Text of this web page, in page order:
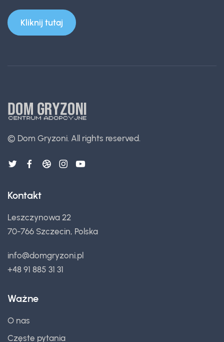
Kliknij tutaj
© Dom Gryzoni. All rights reserved.
Kontakt
Leszczynowa 22
70-766 Szczecin, Polska
info@domgryzoni.pl
+48 91 885 31 31
Ważne
O nas
Częste pytania